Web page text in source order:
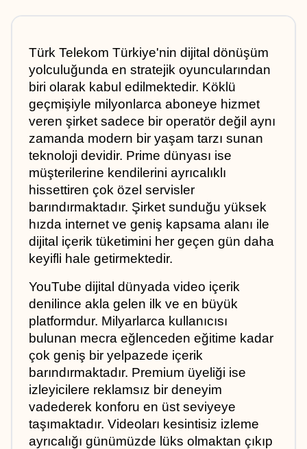
Türk Telekom Türkiye'nin dijital dönüşüm
yolculuğunda en stratejik oyuncularından
biri olarak kabul edilmektedir. Köklü
geçmişiyle milyonlarca aboneye hizmet
veren şirket sadece bir operatör değil aynı
zamanda modern bir yaşam tarzı sunan
teknoloji devidir. Prime dünyası ise
müşterilerine kendilerini ayrıcalıklı
hissettiren çok özel servisler
barındırmaktadır. Şirket sunduğu yüksek
hızda internet ve geniş kapsama alanı ile
dijital içerik tüketimini her geçen gün daha
keyifli hale getirmektedir.
YouTube dijital dünyada video içerik
denilince akla gelen ilk ve en büyük
platformdur. Milyarlarca kullanıcısı
bulunan mecra eğlenceden eğitime kadar
çok geniş bir yelpazede içerik
barındırmaktadır. Premium üyeliği ise
izleyicilere reklamsız bir deneyim
vadederek konforu en üst seviyeye
taşımaktadır. Videoları kesintisiz izleme
ayrıcalığı günümüzde lüks olmaktan çıkıp